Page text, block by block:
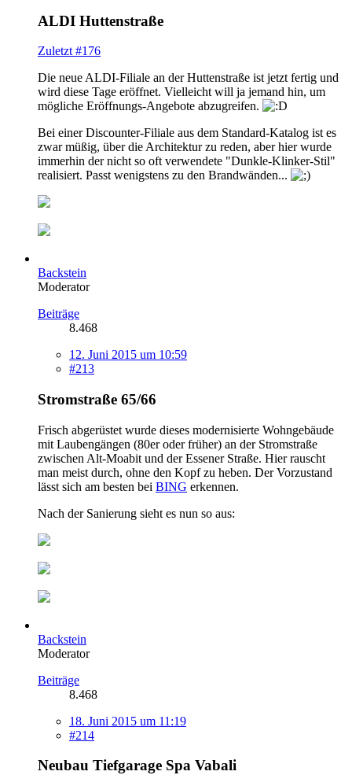
ALDI Huttenstraße
Zuletzt #176
Die neue ALDI-Filiale an der Huttenstraße ist jetzt fertig und
wird diese Tage eröffnet. Vielleicht will ja jemand hin, um
mögliche Eröffnungs-Angebote abzugreifen.
Bei einer Discounter-Filiale aus dem Standard-Katalog ist es
zwar müßig, über die Architektur zu reden, aber hier wurde
immerhin der nicht so oft verwendete "Dunkle-Klinker-Stil"
realisiert. Passt wenigstens zu den Brandwänden...
Backstein
Moderator
Beiträge
8.468
12. Juni 2015 um 10:59
#213
Stromstraße 65/66
Frisch abgerüstet wurde dieses modernisierte Wohngebäude
mit Laubengängen (80er oder früher) an der Stromstraße
zwischen Alt-Moabit und der Essener Straße. Hier rauscht
man meist durch, ohne den Kopf zu heben. Der Vorzustand
lässt sich am besten bei BING erkennen.
Nach der Sanierung sieht es nun so aus:
Backstein
Moderator
Beiträge
8.468
18. Juni 2015 um 11:19
#214
Neubau Tiefgarage Spa Vabali